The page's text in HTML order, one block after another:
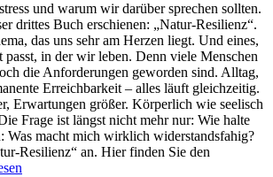
und warum wir darüber sprechen sollten.
drittes Buch erschienen: „Natur-Resilienz“.
das uns sehr am Herzen liegt. Und eines,
passt, in der wir leben. Denn viele Menschen
die Anforderungen geworden sind. Alltag,
Erreichbarkeit – alles läuft gleichzeitig.
Erwartungen größer. Körperlich wie seelisch
Frage ist längst nicht mehr nur: Wie halte
Was macht mich wirklich widerstandsfahig?
Resilienz“ an. Hier finden Sie den